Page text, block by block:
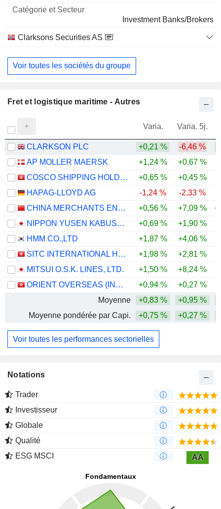
Investment Banks/Brokers
Clarksons Securities AS
Voir toutes les sociétés du groupe
Fret et logistique maritime - Autres
Varia. Varia. 5j.
CLARKSON PLC +0,21 % -6,46 %
AP MOLLER MAERSK
+1,24 % +0,67 %
COSCO SHIPPING HOLDINGS CO., LTD.
+0,65 % +0,45 %
HAPAG-LLOYD AG
-1,24 % -2,33 %
CHINA MERCHANTS ENERGY SHIPPING CO., LTD.
+0,56 % +7,09 %
NIPPON YUSEN KABUSHIKI KAISHA
+0,69 % +1,90 %
HMM CO.,LTD
+1,87 % +4,06 %
SITC INTERNATIONAL HOLDINGS COMPANY LIMITED
+1,98 % +2,81 %
MITSUI O.S.K. LINES, LTD.
+1,50 % +8,24 %
ORIENT OVERSEAS (INTERNATIONAL) LIMITED
+0,94 % +0,27 %
Moyenne
+0,83 % +0,95 %
Moyenne pondérée par Capi.
+0,75 % +0,27 %
Voir toutes les performances sectorielles
Notations
Trader
Investisseur
Globale
Qualité
ESG MSCI
AA